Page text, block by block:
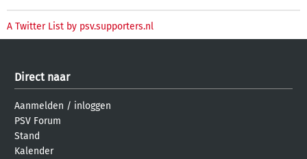
A Twitter List by psv.supporters.nl
Direct naar
Aanmelden / inloggen
PSV Forum
Stand
Kalender